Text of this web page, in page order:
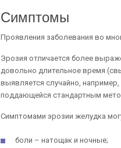
Симптомы
Проявления заболевания во
Эрозия отличается более
довольно длительное время
выявляется случайно,
поддающейся стандартным
Симптомами эрозии желудка
боли – натощак и ночные;